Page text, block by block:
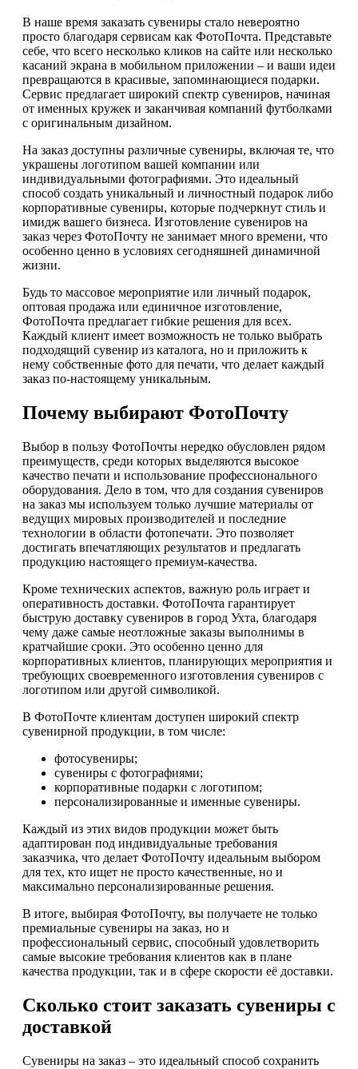
В наше время заказать сувениры стало невероятно
просто благодаря сервисам как ФотоПочта. Представьте
себе, что всего несколько кликов на сайте или несколько
касаний экрана в мобильном приложении – и ваши идеи
превращаются в красивые, запоминающиеся подарки.
Сервис предлагает широкий спектр сувениров, начиная
от именных кружек и заканчивая компаний футболками
с оригинальным дизайном.
На заказ доступны различные сувениры, включая те, что
украшены логотипом вашей компании или
индивидуальными фотографиями. Это идеальный
способ создать уникальный и личностный подарок либо
корпоративные сувениры, которые подчеркнут стиль и
имидж вашего бизнеса. Изготовление сувениров на
заказ через ФотоПочту не занимает много времени, что
особенно ценно в условиях сегодняшней динамичной
жизни.
Будь то массовое мероприятие или личный подарок,
оптовая продажа или единичное изготовление,
ФотоПочта предлагает гибкие решения для всех.
Каждый клиент имеет возможность не только выбрать
подходящий сувенир из каталога, но и приложить к
нему собственные фото для печати, что делает каждый
заказ по-настоящему уникальным.
Почему выбирают ФотоПочту
Выбор в пользу ФотоПочты нередко обусловлен рядом
преимуществ, среди которых выделяются высокое
качество печати и использование профессионального
оборудования. Дело в том, что для создания сувениров
на заказ мы используем только лучшие материалы от
ведущих мировых производителей и последние
технологии в области фотопечати. Это позволяет
достигать впечатляющих результатов и предлагать
продукцию настоящего премиум-качества.
Кроме технических аспектов, важную роль играет и
оперативность доставки. ФотоПочта гарантирует
быструю доставку сувениров в город Ухта, благодаря
чему даже самые неотложные заказы выполнимы в
кратчайшие сроки. Это особенно ценно для
корпоративных клиентов, планирующих мероприятия и
требующих своевременного изготовления сувениров с
логотипом или другой символикой.
В ФотоПочте клиентам доступен широкий спектр
сувенирной продукции, в том числе:
фотосувениры;
сувениры с фотографиями;
корпоративные подарки с логотипом;
персонализированные и именные сувениры.
Каждый из этих видов продукции может быть
адаптирован под индивидуальные требования
заказчика, что делает ФотоПочту идеальным выбором
для тех, кто ищет не просто качественные, но и
максимально персонализированные решения.
В итоге, выбирая ФотоПочту, вы получаете не только
премиальные сувениры на заказ, но и
профессиональный сервис, способный удовлетворить
самые высокие требования клиентов как в плане
качества продукции, так и в сфере скорости её доставки.
Сколько стоит заказать сувениры с
доставкой
Сувениры на заказ – это идеальный способ сохранить